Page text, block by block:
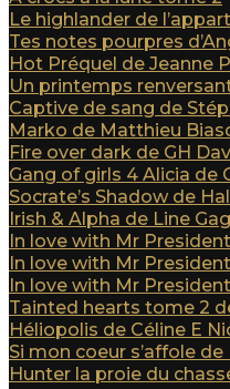
Le highlander de
Tes notes pourpres
Hot Préquel de Jeanne
Un printemps
Captive de sang de
Marko de Matthieu
Fire over dark de GH
Gang of girls 4 Alicia de
Socrate’s Shadow de
Irish & Alpha de Line
In love with Mr
In love with Mr
In love with Mr President
Tainted hearts tome 2
Héliopolis de Céline E
Si mon coeur s’affole
Hunter la proie du